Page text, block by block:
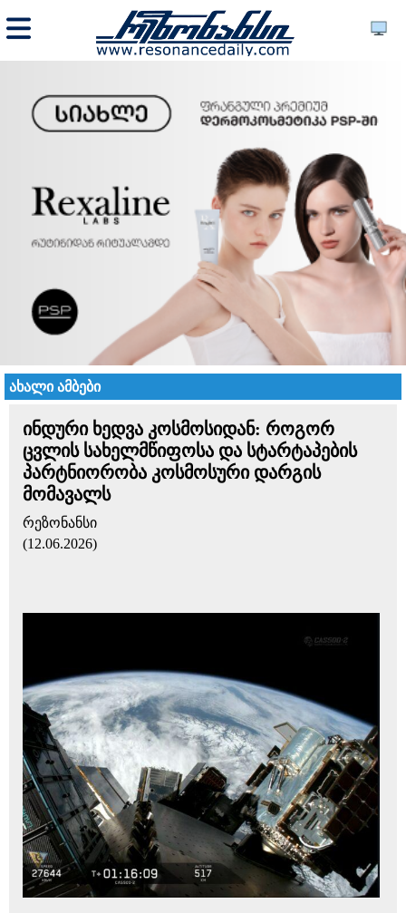
ახალი ამბები
ინდური ხედვა კოსმოსიდან: როგორ
ცვლის სახელმწიფოსა და სტარტაპების
პარტნიორობა კოსმოსური დარგის
მომავალს
რეზონანსი
(12.06.2026)